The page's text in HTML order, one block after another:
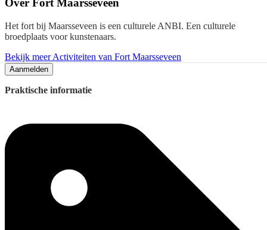
Over Fort Maarsseveen
Het fort bij Maarsseveen is een culturele ANBI. Een culturele
broedplaats voor kunstenaars.
Bekijk meer Activiteiten van Fort Maarsseveen
Aanmelden
Praktische informatie